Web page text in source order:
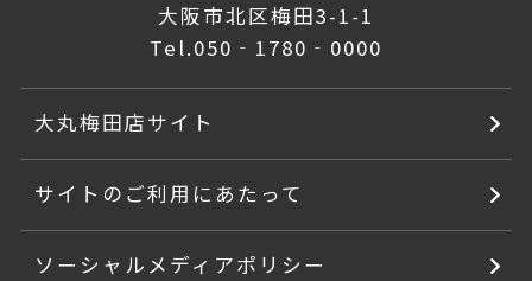
大阪市北区梅田3-1-1
Tel.050‐1780‐0000
大丸梅田店サイト
サイトのご利用にあたって
ソーシャルメディアポリシー